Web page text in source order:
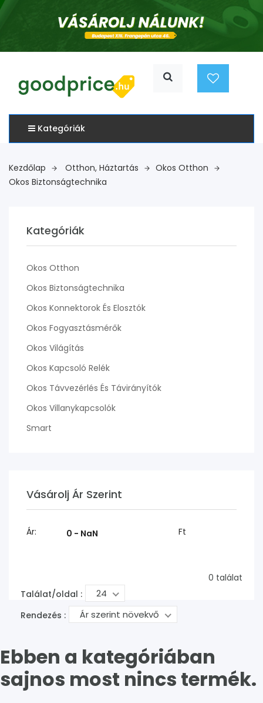
Kategóriák
Kezdőlap Otthon, Háztartás
Okos Otthon
Okos Biztonságtechnika
Kategóriák
Okos Otthon
Okos Biztonságtechnika
Okos Konnektorok És Elosztók
Okos Fogyasztásmérők
Okos Világítás
Okos Kapcsoló Relék
Okos Távvezérlés És Távirányítók
Okos Villanykapcsolók
Smart
Vásárolj Ár Szerint
Ár: Ft
0 találat
Találat/oldal :
24
Rendezés : Ár szerint növekvő
Ebben a kategóriában
sajnos most nincs termék.